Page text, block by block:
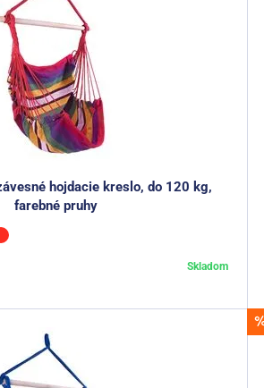
hojdacie kreslo, do 120 kg,
farebné pruhy
Skladom